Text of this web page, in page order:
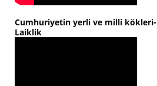
Cumhuriyetin yerli ve milli kökleri-
Laiklik